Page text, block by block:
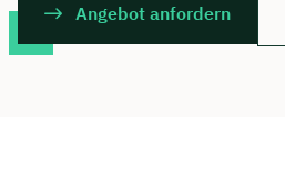
Angebot anfordern